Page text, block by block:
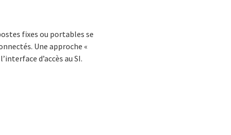
fixes ou portables se
Une approche «
d’accès au SI.